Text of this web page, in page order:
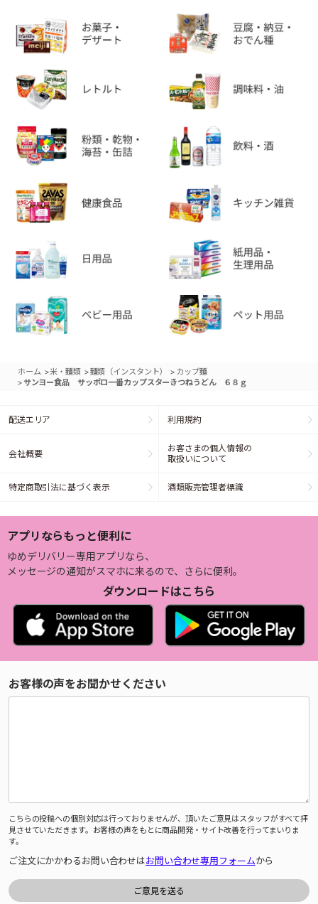
ホーム >米・麺類 >麺類（インスタント） > カップ麺
> サンヨー食品 サッポロ一番カップスターきつねうどん ６８ｇ
配送エリア 利用規約
会社概要
お客さまの個人情報の
取扱いについて
特定商取引法に基づく表示 酒類販売管理者標識
アプリならもっと便利に
ゆめデリバリー専用アプリなら、
メッセージの通知がスマホに来るので、さらに便利。
ダウンロードはこちら
お客様の声をお聞かせください
こちらの投稿への個別対応は行っておりませんが、頂いたご意見はスタッフがすべて拝
見させていただきます。お客様の声をもとに商品開発・サイト改善を行ってまいりま
す。
ご注文にかかわるお問い合わせはお問い合わせ専用フォームから